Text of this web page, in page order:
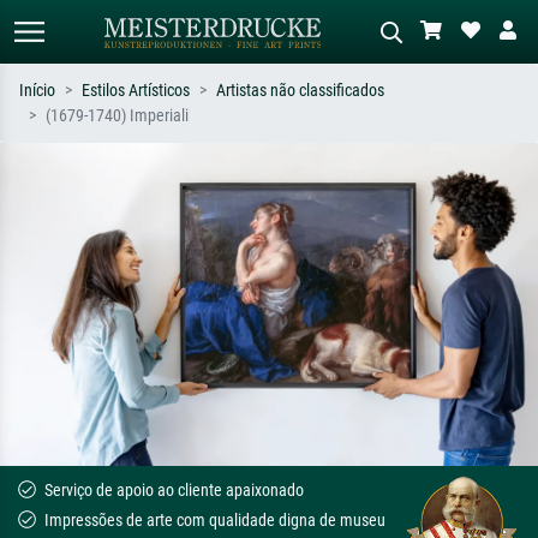
ex: Monet, Noite Estrelada,
impressionismo, onda de Hokusai, nu.
Descreva a cena – ex: prado verde,
abstrato com muito vermelho, pintura
a óleo escura, nu em pé ao lado de
uma árvore.
Início Estilos Artísticos
Artistas não classificados
(1679-1740) Imperiali
Serviço de apoio ao cliente apaixonado
Impressões de arte com qualidade digna de museu